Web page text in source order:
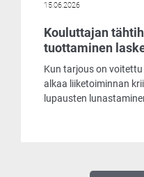
15.06.2026
Kouluttajan
tuottaminen
Kun tarjous on
alkaa liiketoiminnan
lupausten